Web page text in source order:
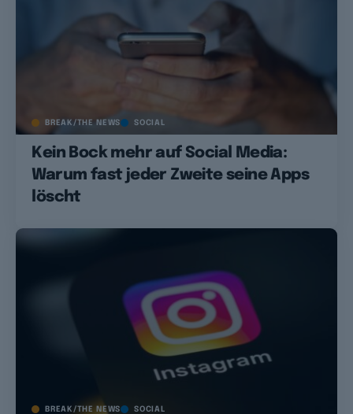
BREAK/THE NEWS SOCIAL
Kein Bock mehr auf Social Media:
Warum fast jeder Zweite seine Apps
löscht
BREAK/THE NEWS SOCIAL